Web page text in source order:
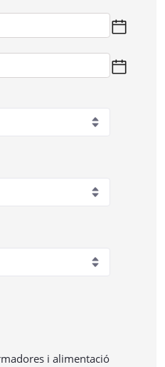
i alimentació